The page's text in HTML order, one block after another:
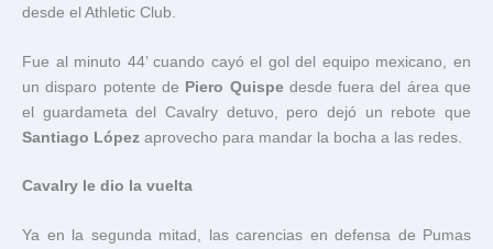
desde el Athletic Club.
Fue al minuto 44’ cuando cayó el gol del equipo mexicano, en
un disparo potente de Piero Quispedesde fuera del área que
el guardameta del Cavalry detuvo, pero dejó un rebote que
Santiago López aprovecho para mandar la bocha a las redes.
Cavalry le dio la vuelta
Ya en la segunda mitad, las carencias en defensa de Pumas